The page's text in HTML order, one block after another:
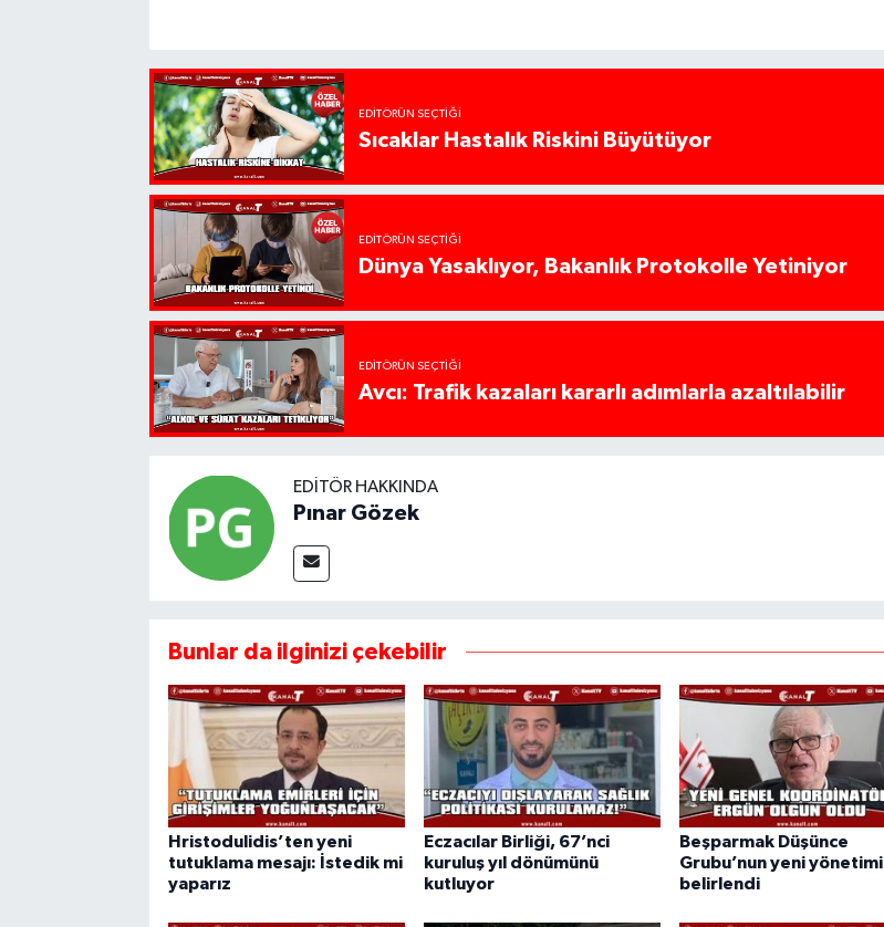
EDITÖRÜN SEÇTIĞI
Sıcaklar Hastalık Riskini Büyütüyor
EDITÖRÜN SEÇTIĞI
Dünya Yasaklıyor, Bakanlık Protokolle Yetiniyor
EDITÖRÜN SEÇTIĞI
Avcı: Trafik kazaları kararlı adımlarla azaltılabilir
EDITÖR HAKKINDA
Pınar Gözek
Bunlar da ilginizi çekebilir
Hristodulidis’ten yeni
tutuklama mesajı: İstedik mi
yaparız
Eczacılar Birliği, 67’nci
kuruluş yıl dönümünü
kutluyor
Beşparmak Düşünce
Grubu’nun yeni yönetimi
belirlendi